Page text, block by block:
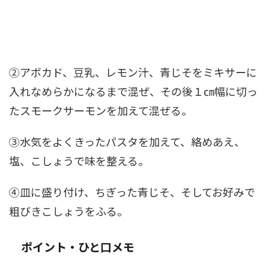
②アボカド、豆乳、レモン汁、青じそをミキサーに
入れなめらかになるまで混ぜ、その後１㎝幅に切っ
たスモークサーモンを加えて混ぜる。
➂水気をよくきったパスタを加えて、絡めあえ、
塩、こしょうで味を整える。
④皿に盛り付け、ちぎった青じそ、そしてお好みで
粗びきこしょうをふる。
ポイント・ひと口メモ